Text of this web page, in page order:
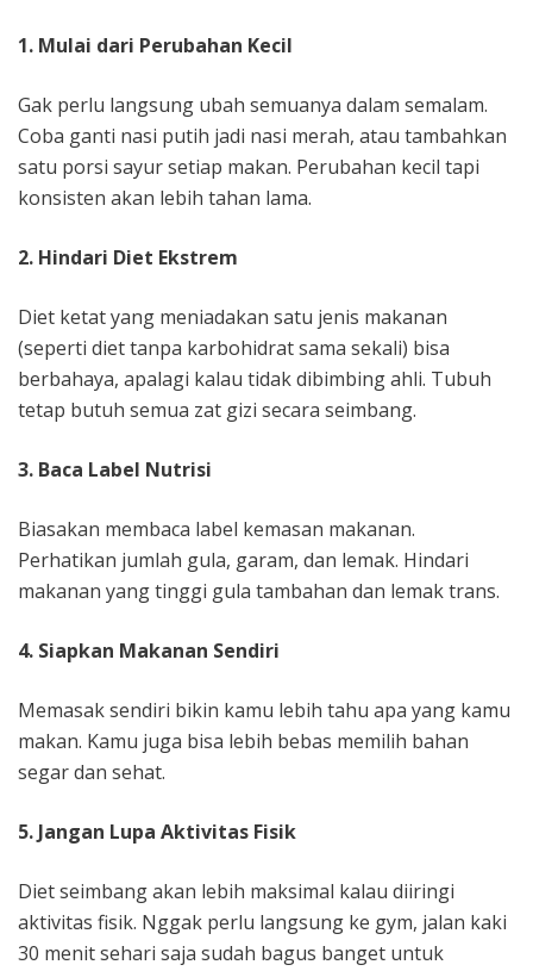
1. Mulai dari Perubahan Kecil
Gak perlu langsung ubah semuanya dalam semalam.
Coba ganti nasi putih jadi nasi merah, atau tambahkan
satu porsi sayur setiap makan. Perubahan kecil tapi
konsisten akan lebih tahan lama.
2. Hindari Diet Ekstrem
Diet ketat yang meniadakan satu jenis makanan
(seperti diet tanpa karbohidrat sama sekali) bisa
berbahaya, apalagi kalau tidak dibimbing ahli. Tubuh
tetap butuh semua zat gizi secara seimbang.
3. Baca Label Nutrisi
Biasakan membaca label kemasan makanan.
Perhatikan jumlah gula, garam, dan lemak. Hindari
makanan yang tinggi gula tambahan dan lemak trans.
4. Siapkan Makanan Sendiri
Memasak sendiri bikin kamu lebih tahu apa yang kamu
makan. Kamu juga bisa lebih bebas memilih bahan
segar dan sehat.
5. Jangan Lupa Aktivitas Fisik
Diet seimbang akan lebih maksimal kalau diiringi
aktivitas fisik. Nggak perlu langsung ke gym, jalan kaki
30 menit sehari saja sudah bagus banget untuk